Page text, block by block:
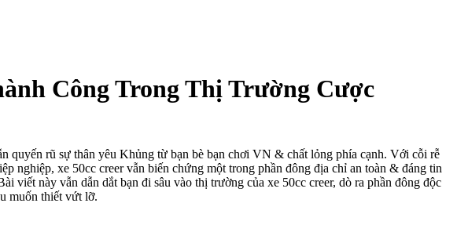
Công Trong Thị Trường Cược
quyến rũ sự thân yêu Khủng từ bạn bè bạn chơi VN & chất lỏng phía cạnh. Với cỗi rễ
nghiệp, xe 50cc creer vẫn biến chứng một trong phần đông địa chỉ an toàn & đáng tin
viết này vẫn dẫn dắt bạn đi sâu vào thị trường của xe 50cc creer, dò ra phần đông độc
muốn thiết vứt lỡ.